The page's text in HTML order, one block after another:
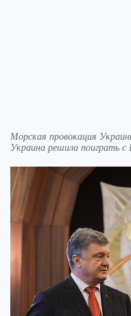
Морская провокация
Украина решила поиграть с